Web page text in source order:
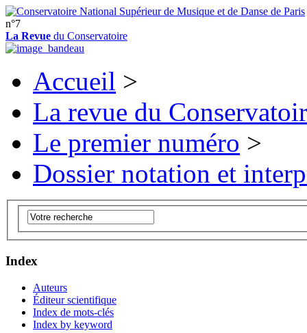
n°7
La Revue du Conservatoire
Accueil >
La revue du
Le premier numéro >
Dossier notation et
Index
Auteurs
Éditeur scientifique
Index de mots-clés
Index by keyword